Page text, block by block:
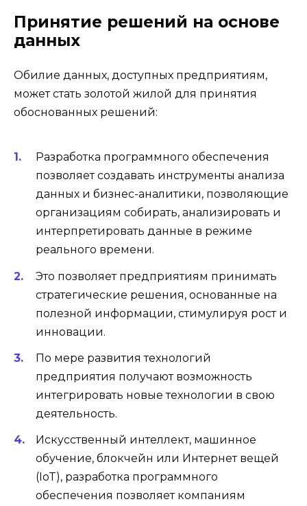
Принятие решений на основе
данных
Обилие данных, доступных предприятиям,
может стать золотой жилой для принятия
обоснованных решений:
Разработка программного обеспечения
позволяет создавать инструменты анализа
данных и бизнес-аналитики, позволяющие
организациям собирать, анализировать и
интерпретировать данные в режиме
реального времени.
Это позволяет предприятиям принимать
стратегические решения, основанные на
полезной информации, стимулируя рост и
инновации.
По мере развития технологий
предприятия получают возможность
интегрировать новые технологии в свою
деятельность.
Искусственный интеллект, машинное
обучение, блокчейн или Интернет вещей
(IoT), разработка программного
обеспечения позволяет компаниям